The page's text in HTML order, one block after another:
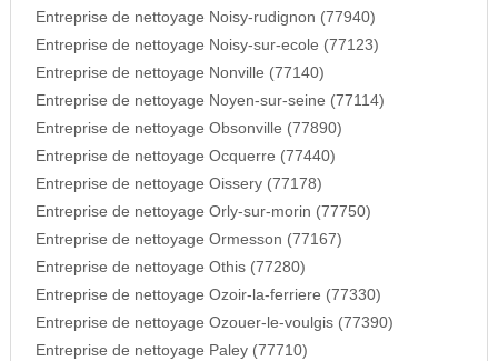
Entreprise de nettoyage Noisy-rudignon (77940)
Entreprise de nettoyage Noisy-sur-ecole (77123)
Entreprise de nettoyage Nonville (77140)
Entreprise de nettoyage Noyen-sur-seine (77114)
Entreprise de nettoyage Obsonville (77890)
Entreprise de nettoyage Ocquerre (77440)
Entreprise de nettoyage Oissery (77178)
Entreprise de nettoyage Orly-sur-morin (77750)
Entreprise de nettoyage Ormesson (77167)
Entreprise de nettoyage Othis (77280)
Entreprise de nettoyage Ozoir-la-ferriere (77330)
Entreprise de nettoyage Ozouer-le-voulgis (77390)
Entreprise de nettoyage Paley (77710)